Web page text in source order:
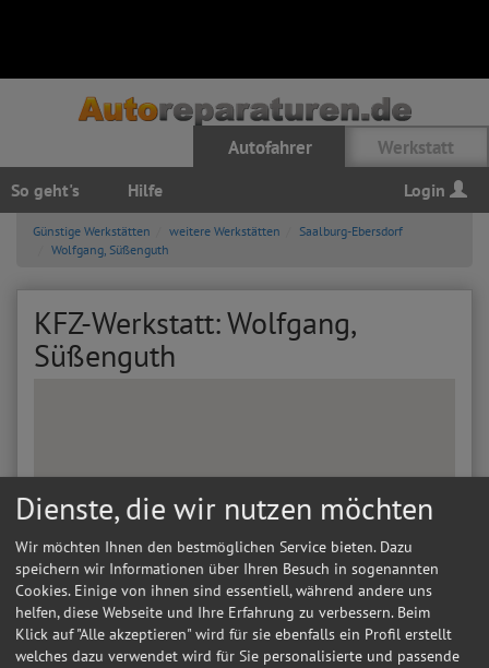
Autofahrer Werkstatt
So geht's Hilfe Login
Günstige Werkstätten weitere Werkstätten
Saalburg-Ebersdorf
Wolfgang, Süßenguth
KFZ-Werkstatt: Wolfgang,
Süßenguth
Dienste, die wir nutzen möchten
Wir möchten Ihnen den bestmöglichen Service bieten. Dazu
speichern wir Informationen über Ihren Besuch in sogenannten
Cookies. Einige von ihnen sind essentiell, während andere uns
helfen, diese Webseite und Ihre Erfahrung zu verbessern. Beim
Klick auf "Alle akzeptieren" wird für sie ebenfalls ein Profil erstellt
welches dazu verwendet wird für Sie personalisierte und passende